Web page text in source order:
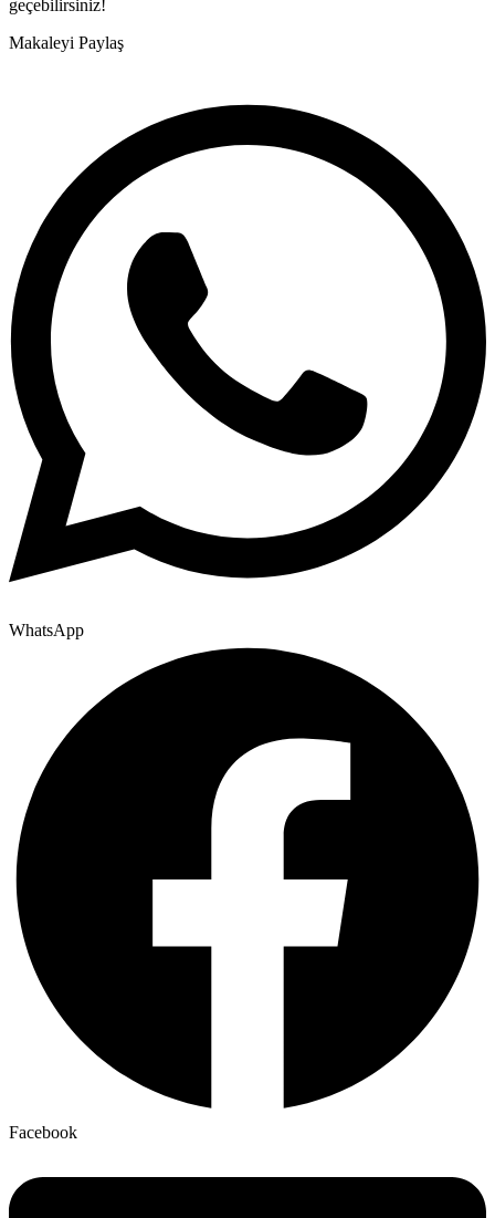
geçebilirsiniz!
Makaleyi Paylaş
WhatsApp
Facebook